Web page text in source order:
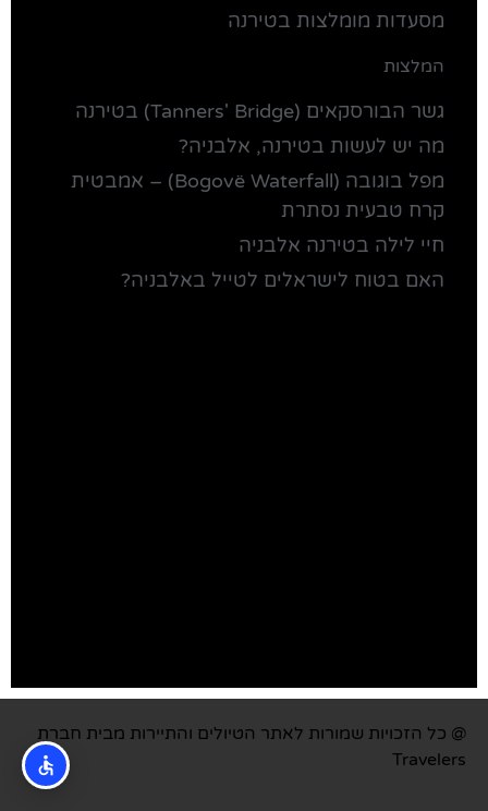
מסעדות מומלצות בטירנה
המלצות
גשר הבורסקאים (Tanners' Bridge) בטירנה
מה יש לעשות בטירנה, אלבניה?
מפל בוגובה (Bogovë Waterfall) – אמבטית
קרח טבעית נסתרת
חיי לילה בטירנה אלבניה
האם בטוח לישראלים לטייל באלבניה?
@ כל הזכויות שמורות לאתר הטיולים והתיירות מבית חברת
Travelers